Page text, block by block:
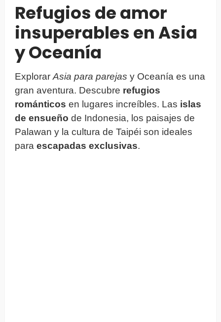
Refugios de amor
insuperables en Asia
y Oceanía
Explorar Asia para parejas y Oceanía es una
gran aventura. Descubre refugios
románticos en lugares increíbles. Las islas
de ensueño de Indonesia, los paisajes de
Palawan y la cultura de Taipéi son ideales
para escapadas exclusivas.